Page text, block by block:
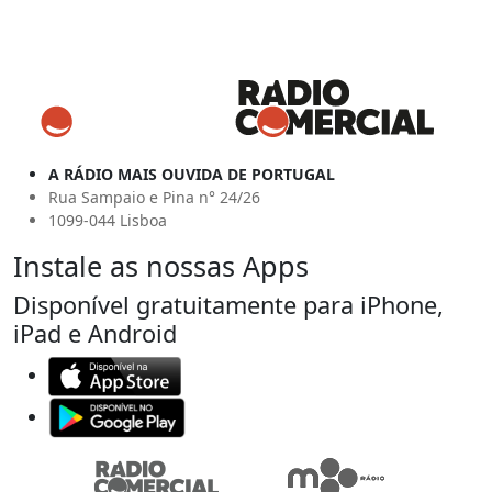
A RÁDIO MAIS OUVIDA DE PORTUGAL
Rua Sampaio e Pina n° 24/26
1099-044 Lisboa
Instale as nossas Apps
Disponível gratuitamente para iPhone,
iPad e Android